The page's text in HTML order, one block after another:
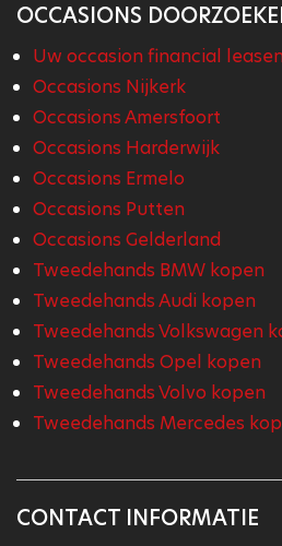
OCCASIONS
Uw occasion financial
Occasions Nijkerk
Occasions Amersfoort
Occasions Harderwijk
Occasions Ermelo
Occasions Putten
Occasions Gelderland
Tweedehands BMW kopen
Tweedehands Audi kopen
Tweedehands Volkswagen
Tweedehands Opel kopen
Tweedehands Volvo kopen
Tweedehands Mercedes
CONTACT INFORMATIE